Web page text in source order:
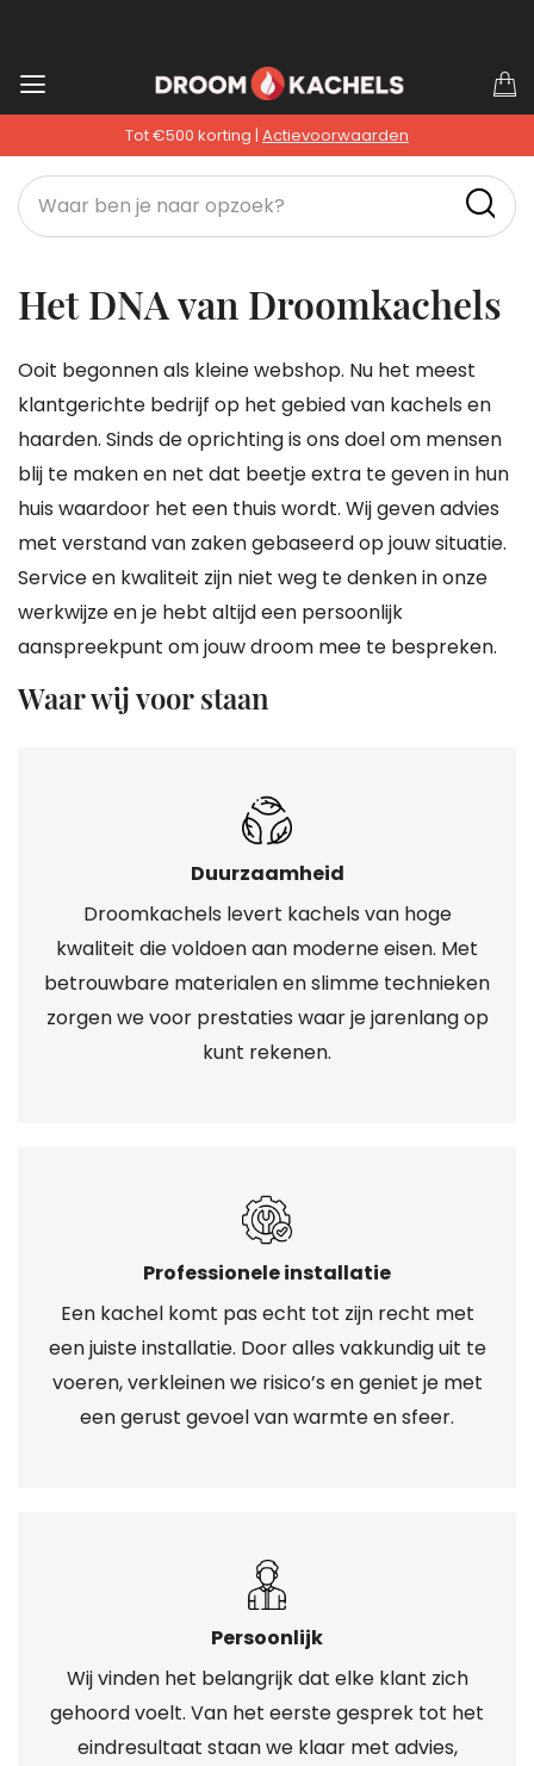
Ga
inhoud
Tot €500 korting | Actievoorwaarden
Het DNA van Droomkachels
Ooit begonnen als kleine webshop. Nu het meest
klantgerichte bedrijf op het gebied van kachels en
haarden. Sinds de oprichting is ons doel om mensen
blij te maken en net dat beetje extra te geven in hun
huis waardoor het een thuis wordt. Wij geven advies
met verstand van zaken gebaseerd op jouw situatie.
Service en kwaliteit zijn niet weg te denken in onze
werkwijze en je hebt altijd een persoonlijk
aanspreekpunt om jouw droom mee te bespreken.
Waar wij voor staan
Duurzaamheid
Droomkachels levert kachels van hoge
kwaliteit die voldoen aan moderne eisen. Met
betrouwbare materialen en slimme technieken
zorgen we voor prestaties waar je jarenlang op
kunt rekenen.
Professionele installatie
Een kachel komt pas echt tot zijn recht met
een juiste installatie. Door alles vakkundig uit te
voeren, verkleinen we risico’s en geniet je met
een gerust gevoel van warmte en sfeer.
Persoonlijk
Wij vinden het belangrijk dat elke klant zich
gehoord voelt. Van het eerste gesprek tot het
eindresultaat staan we klaar met advies,